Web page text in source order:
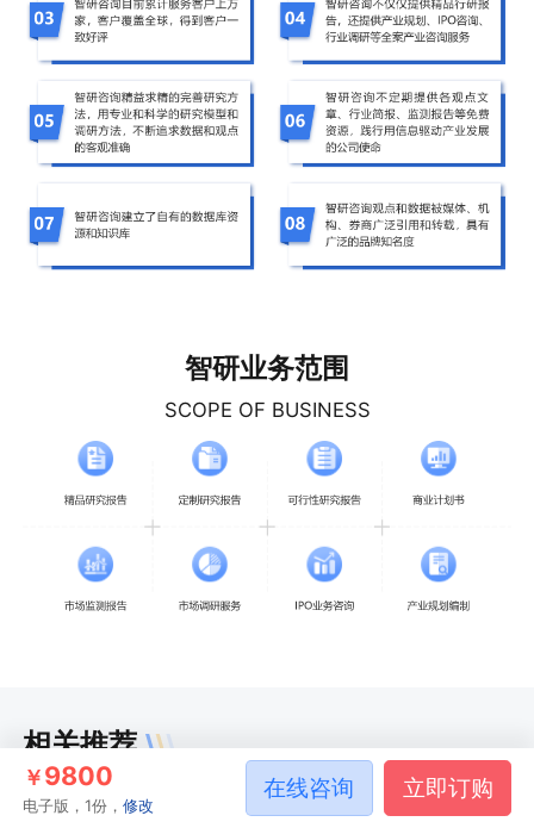
智研业务范围
SCOPE OF BUSINESS
相关推荐
2026-2032年中国智能插座行
￥9800
电子版，1份，修改
在线咨询 立即订购